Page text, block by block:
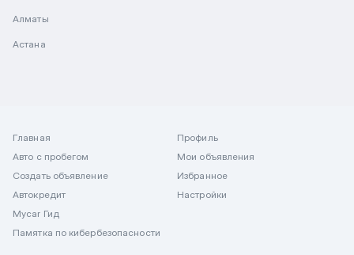
Алматы
Астана
Главная
Авто с пробегом
Создать объявление
Автокредит
Mycar Гид
Памятка по кибербезопасности
Профиль
Мои объявления
Избранное
Настройки